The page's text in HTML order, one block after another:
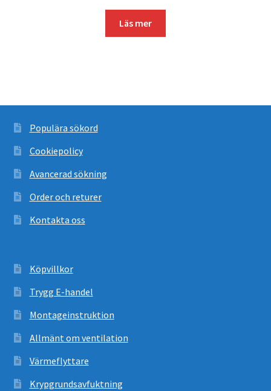
Läs mer
Populära sökord
Cookiepolicy
Avancerad sökning
Order och returer
Kontakta oss
Köpvillkor
Trygg E-handel
Montageinstruktion
Allmänt om ventilation
Värmeflyttare
Krypgrundsavfuktning